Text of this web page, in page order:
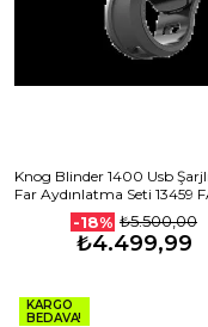
Knog Blinder 1400 Usb
Far Aydınlatma Seti 13459
-18% ₺5.500,00
₺4.499,99
KARGO
BEDAVA!